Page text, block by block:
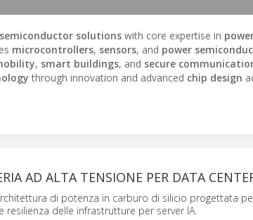
semiconductor solutions with core expertise in
microcontrollers, sensors, and power
, smart buildings, and secure
through innovation and advanced chip design
AD ALTA TENSIONE PER DATA
di potenza in carburo di silicio progettata
resilienza delle infrastrutture per server IA.